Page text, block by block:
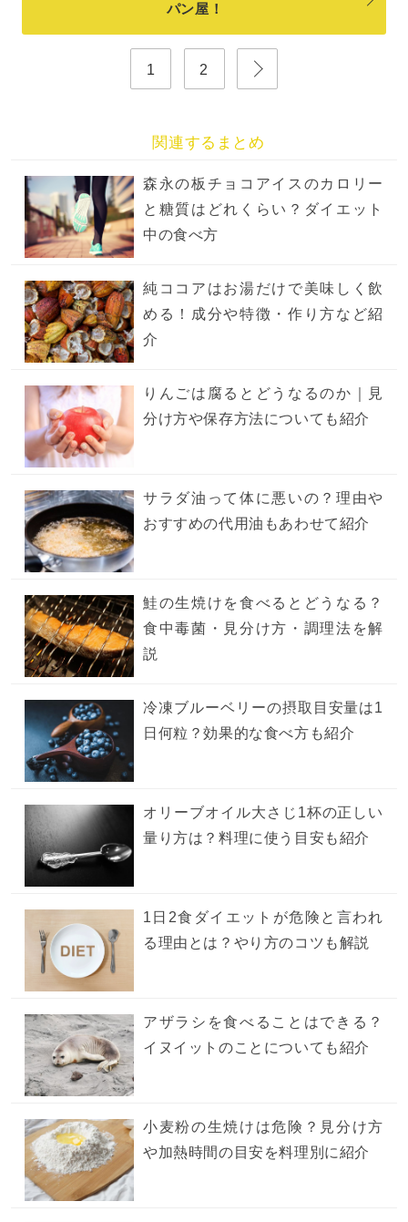
パン屋！
1 2
関連するまとめ
森永の板チョコアイスのカロリー
と糖質はどれくらい？ダイエット
中の食べ方
純ココアはお湯だけで美味しく飲
める！成分や特徴・作り方など紹
介
りんごは腐るとどうなるのか｜見
分け方や保存方法についても紹介
サラダ油って体に悪いの？理由や
おすすめの代用油もあわせて紹介
鮭の生焼けを食べるとどうなる？
食中毒菌・見分け方・調理法を解
説
冷凍ブルーベリーの摂取目安量は1
日何粒？効果的な食べ方も紹介
オリーブオイル大さじ1杯の正しい
量り方は？料理に使う目安も紹介
1日2食ダイエットが危険と言われ
る理由とは？やり方のコツも解説
アザラシを食べることはできる？
イヌイットのことについても紹介
小麦粉の生焼けは危険？見分け方
や加熱時間の目安を料理別に紹介